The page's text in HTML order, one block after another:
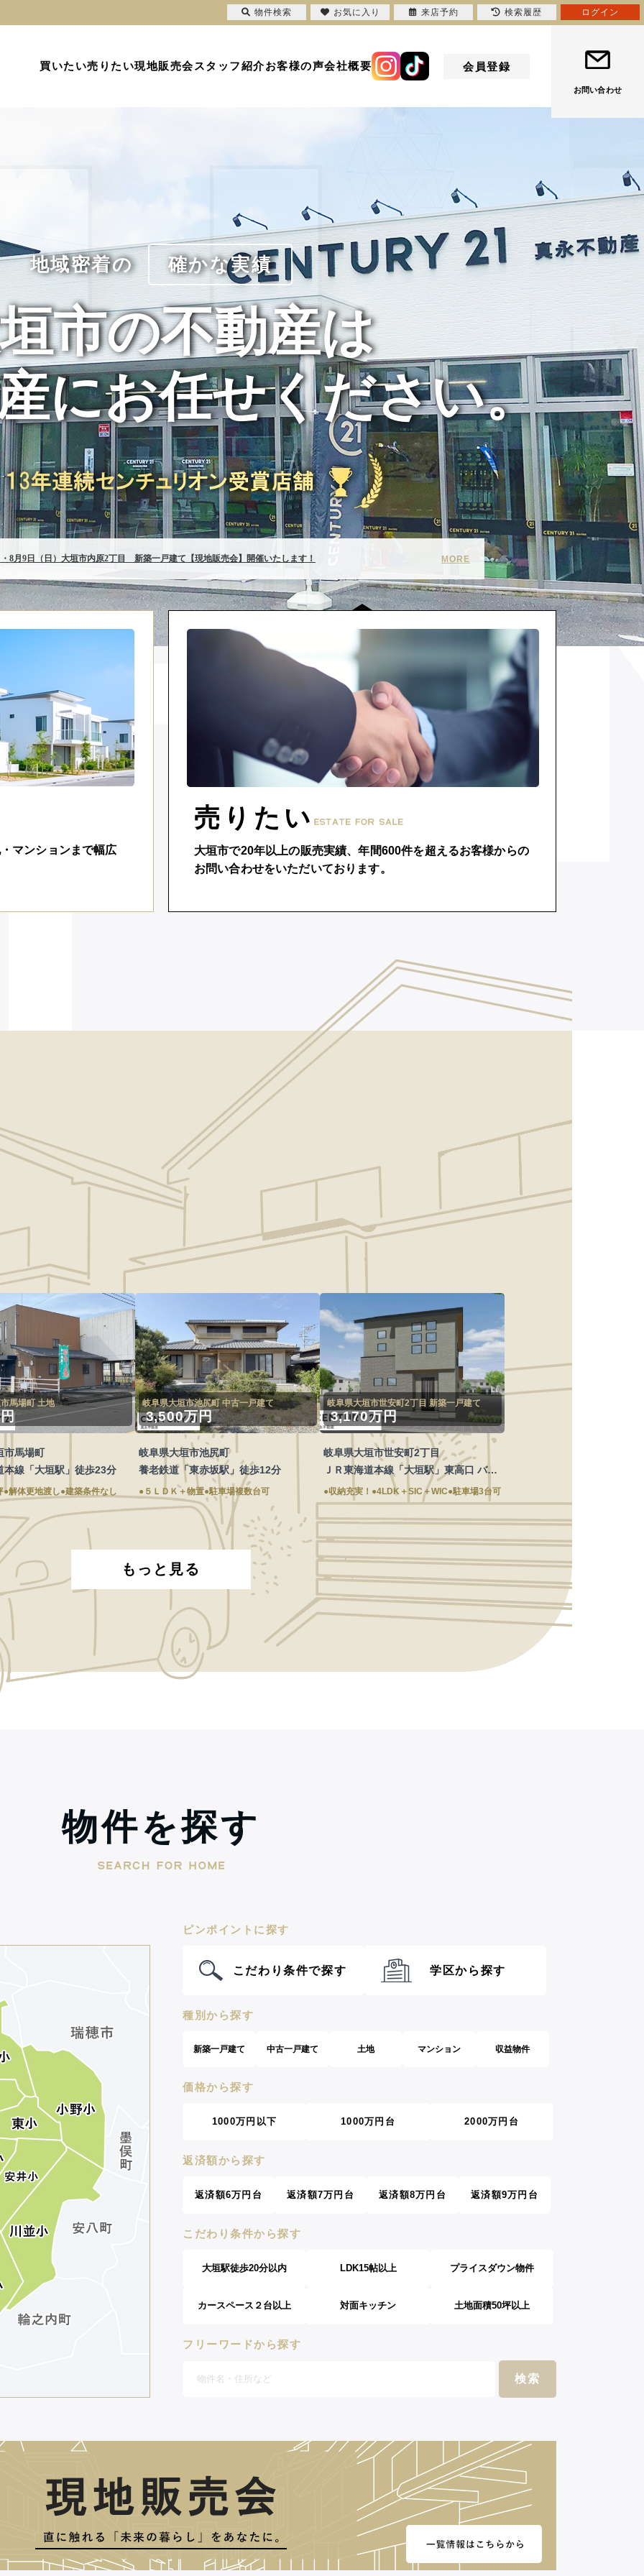
買いたい売りたい現地販売会スタッフ紹介お客様の声会社概要 会員登録
お問い合わせ
地域密着の 確かな実績
市の不動産は
にお任せください。
マンションまで幅広
売りたい
大垣市で20年以上の販売実績、年間600件を超えるお客様からの
お問い合わせをいただいております。
MORE
馬場町 土地
市馬場町
本線「大垣駅」徒歩23分
●解体更地渡し●建築条件なし
岐阜県大垣市池尻町 中古一戸建て
3,500万円
岐阜県大垣市池尻町
養老鉄道「東赤坂駅」徒歩12分
●５ＬＤＫ＋物置●駐車場複数台可
岐阜県大垣市世安町2丁目 新築一戸建て
3,170万円
岐阜県大垣市世安町2丁目
ＪＲ東海道本線「大垣駅」東高口 バス
13分 停歩10分
●収納充実！●4LDK＋SIC＋WIC●駐車場3台可
もっと見る
物件を探す
ピンポイントに探す
こだわり条件で探す 学区から探す
種別から探す
新築一戸建て 中古一戸建て 土地 マンション 収益物件
価格から探す
1000万円以下 1000万円台 2000万円台
返済額から探す
返済額6万円台 返済額7万円台 返済額8万円台 返済額9万円台
こだわり条件から探す
大垣駅徒歩20分以内 LDK15帖以上 プライスダウン物件
カースペース２台以上 対面キッチン 土地面積50坪以上
フリーワードから探す
物件検索 お気に入り 来店予約 検索履歴 ログイン